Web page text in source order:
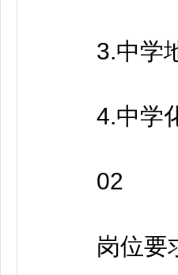
3.中学地
4.中学化
02
岗位要